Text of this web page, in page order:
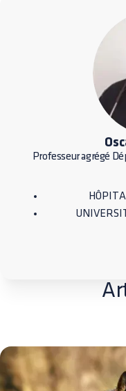
Professeur agrégé